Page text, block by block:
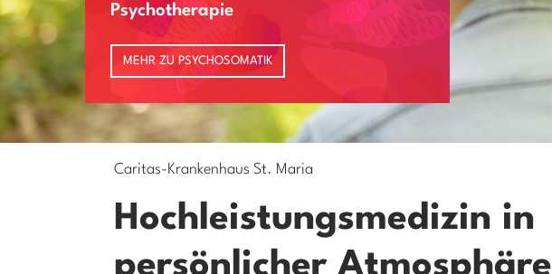
Psychotherapie
MEHR ZU PSYCHOSOMATIK
Caritas-Krankenhaus St. Maria
Hochleistungsmedizin in
persönlicher Atmosphäre